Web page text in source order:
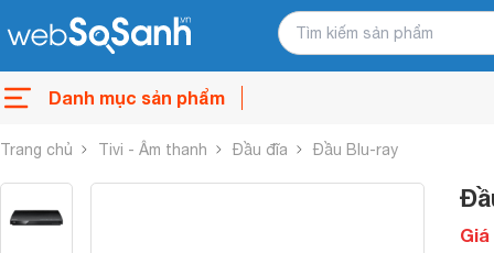
Danh mục sản phẩm
Trang chủ Tivi - Âm thanh Đầu đĩa Đầu Blu-ray
Giá